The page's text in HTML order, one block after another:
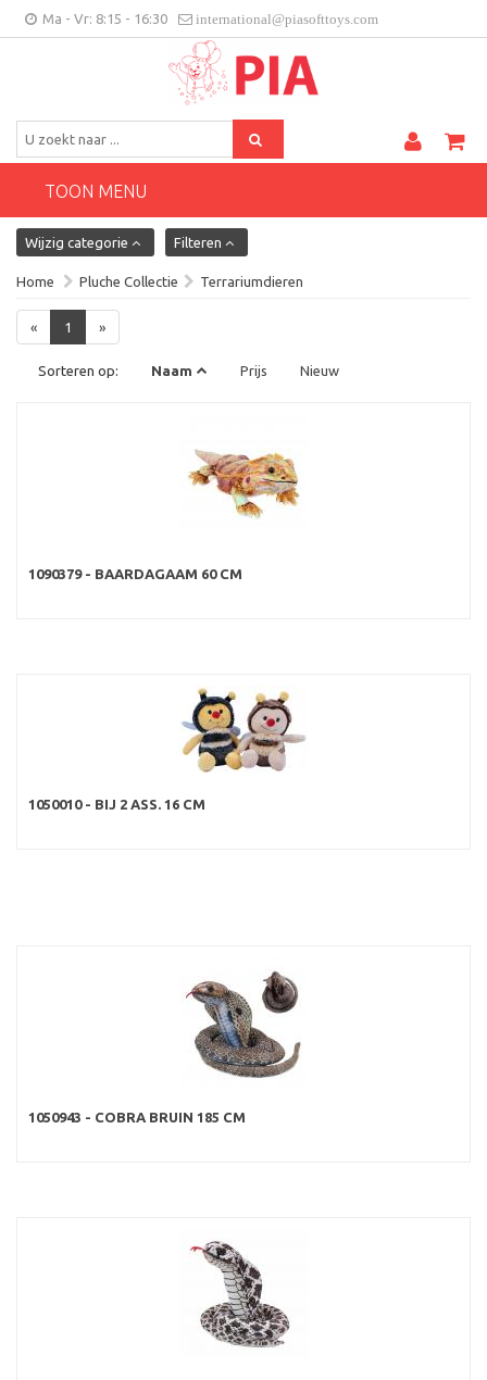
Ma - Vr: 8:15 - 16:30 international@piasofttoys.com
Klantenfeedback
BE/NL
TOON MENU
Wijzig categorie Filteren
Home Pluche Collectie Terrariumdieren
« 1 »
Sorteren op: Naam Prijs Nieuw
1090379 - BAARDAGAAM 60 CM
1050010 - BIJ 2 ASS. 16 CM
1050943 - COBRA BRUIN 185 CM